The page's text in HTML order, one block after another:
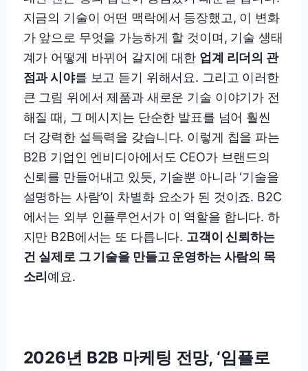
지금의 기술이 어떤 맥락에서 등장했고, 이 변화
가 앞으로 무엇을 가능하게 할 것이며, 기술 생태
계가 어떻게 바뀌어 갈지에 대한 업계 리더의 관
점과 시야를 보고 듣기 위해서요. 그리고 이러한
큰 그림 위에서 제품과 새로운 기술 이야기가 전
해질 때, 그 메시지는 단순한 발표를 넘어 훨씬
더 강력한 설득력을 갖습니다. 이렇게 칩을 파는
B2B 기업인 엔비디아에서도 CEO가 브랜드의
신뢰를 만들어내고 있듯, 기술뿐 아니라 ‘기술을
설명하는 사람’이 차별화 요소가 된 것이죠. B2C
에서는 외부 인플루언서가 이 역할을 합니다. 하
지만 B2B에서는 또 다릅니다. 고객이 신뢰하는
건 실제로 그 기술을 만들고 운영하는 사람의 목
소리 예요.
2026년 B2B 마케팅 전망, ‘임플로